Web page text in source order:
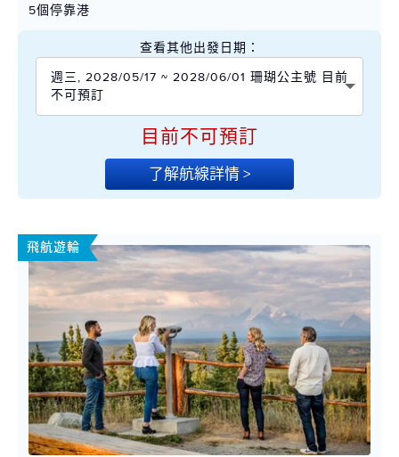
5個停靠港
查看其他出發日期：
週三, 2028/05/17 ~ 2028/06/01 珊瑚公主號 目前
不可預訂
目前不可預訂
了解航線詳情 >
飛航遊輪